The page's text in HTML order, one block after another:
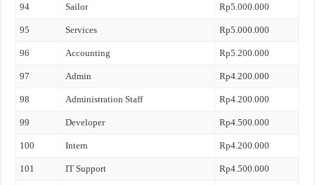
94 Sailor Rp5.000.000
95 Services Rp5.000.000
96 Accounting Rp5.200.000
97 Admin Rp4.200.000
98 Administration Staff Rp4.200.000
99 Developer Rp4.500.000
100 Intern Rp4.200.000
101 IT Support Rp4.500.000